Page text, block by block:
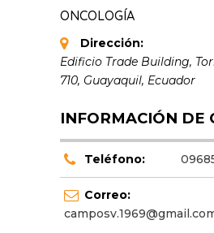
ONCOLOGÍA
Dirección:
Edificio Trade Building,
710, Guayaquil, Ecuador
INFORMACIÓN DE
Teléfono:
Correo: